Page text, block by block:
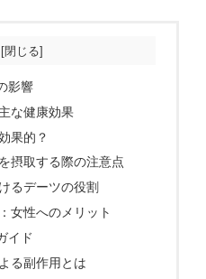
影響
な健康効果
果的？
摂取する際の注意点
るデーツの役割
女性へのメリット
イド
る副作用とは